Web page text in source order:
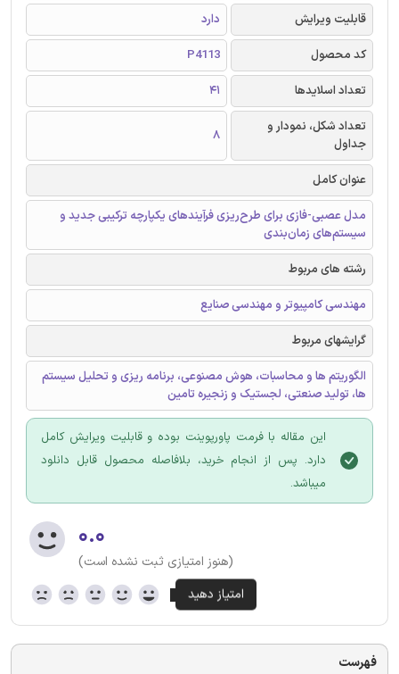
قابلیت ویرایش
دارد
کد محصول
P4113
تعداد اسلایدها
41
تعداد شکل، نمودار و
جداول
8
عنوان کامل
مدل عصبی-فازی برای طرح‌ریزی فرآیندهای یکپارچه ترکیبی جدید و
سیستم‌های زمان‌بندی
رشته های مربوط
مهندسی کامپیوتر و مهندسی صنایع
گرایشهای مربوط
الگوریتم ها و محاسبات، هوش مصنوعی، برنامه ریزی و تحلیل سیستم
ها، تولید صنعتی، لجستیک و زنجیره تامین
این مقاله با فرمت پاورپوینت بوده و قابلیت ویرایش کامل
دارد. پس از انجام خرید، بلافاصله محصول قابل دانلود
میباشد.
۰.۰
(هنوز امتیازی ثبت نشده است)
فهرست